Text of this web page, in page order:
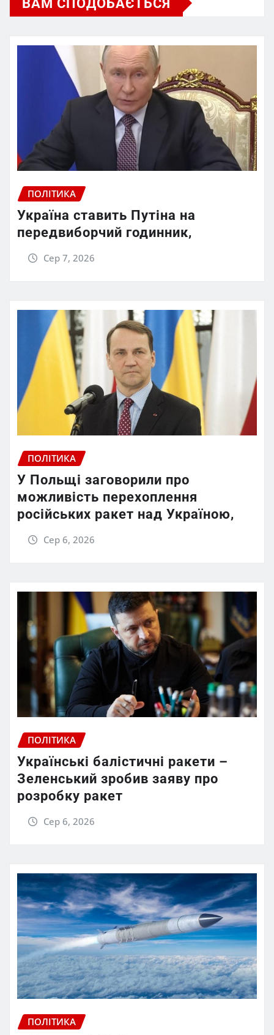
ВАМ СПОДОБАЄТЬСЯ
ПОЛІТИКА
Україна ставить Путіна на
передвиборчий годинник,
Сер 7, 2026
ПОЛІТИКА
У Польщі заговорили про
можливість перехоплення
російських ракет над Україною,
Сер 6, 2026
ПОЛІТИКА
Українські балістичні ракети –
Зеленський зробив заяву про
розробку ракет
Сер 6, 2026
ПОЛІТИКА